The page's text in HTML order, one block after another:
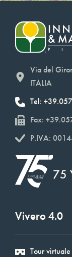
Via del
ITALIA
Tel:
Fax:
P.IVA:
75
Vivero 4.0
Tour virtuale